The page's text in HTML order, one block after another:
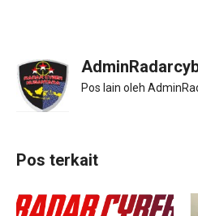
Pos lain oleh
Pos terkait